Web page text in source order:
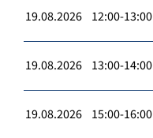
19.08.2026 12:00-13:00
19.08.2026 13:00-14:00
19.08.2026 15:00-16:00